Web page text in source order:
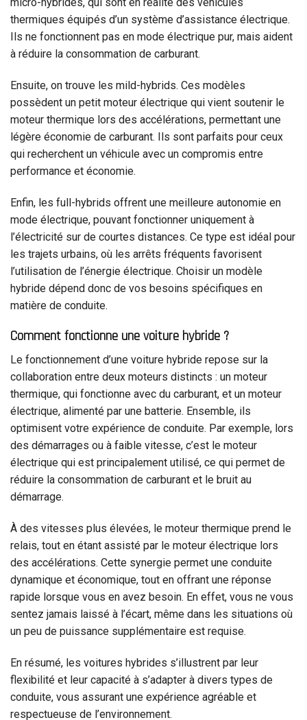
micro-hybrides, qui sont en réalité des véhicules
thermiques équipés d’un système d’assistance électrique.
Ils ne fonctionnent pas en mode électrique pur, mais aident
à réduire la consommation de carburant.
Ensuite, on trouve les mild-hybrids. Ces modèles
possèdent un petit moteur électrique qui vient soutenir le
moteur thermique lors des accélérations, permettant une
légère économie de carburant. Ils sont parfaits pour ceux
qui recherchent un véhicule avec un compromis entre
performance et économie.
Enfin, les full-hybrids offrent une meilleure autonomie en
mode électrique, pouvant fonctionner uniquement à
l’électricité sur de courtes distances. Ce type est idéal pour
les trajets urbains, où les arrêts fréquents favorisent
l’utilisation de l’énergie électrique. Choisir un modèle
hybride dépend donc de vos besoins spécifiques en
matière de conduite.
Comment fonctionne une voiture hybride ?
Le fonctionnement d’une voiture hybride repose sur la
collaboration entre deux moteurs distincts : un moteur
thermique, qui fonctionne avec du carburant, et un moteur
électrique, alimenté par une batterie. Ensemble, ils
optimisent votre expérience de conduite. Par exemple, lors
des démarrages ou à faible vitesse, c’est le moteur
électrique qui est principalement utilisé, ce qui permet de
réduire la consommation de carburant et le bruit au
démarrage.
À des vitesses plus élevées, le moteur thermique prend le
relais, tout en étant assisté par le moteur électrique lors
des accélérations. Cette synergie permet une conduite
dynamique et économique, tout en offrant une réponse
rapide lorsque vous en avez besoin. En effet, vous ne vous
sentez jamais laissé à l’écart, même dans les situations où
un peu de puissance supplémentaire est requise.
En résumé, les voitures hybrides s’illustrent par leur
flexibilité et leur capacité à s’adapter à divers types de
conduite, vous assurant une expérience agréable et
respectueuse de l’environnement.